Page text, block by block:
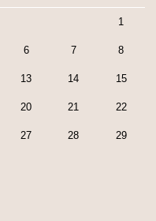
1
6 7 8
13 14 15
20 21 22
27 28 29